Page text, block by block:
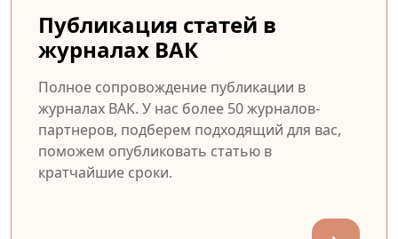
Публикация статей в
журналах ВАК
Полное сопровождение публикации в
журналах ВАК. У нас более 50 журналов-
партнеров, подберем подходящий для вас,
поможем опубликовать статью в
кратчайшие сроки.